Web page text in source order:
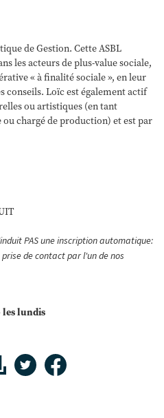
de Gestion. Cette ASBL
les acteurs de plus-value sociale,
« à finalité sociale », en leur
conseils. Loïc est également actif
ou artistiques (en tant
chargé de production) et est par
PAS une inscription automatique:
de contact par l'un de nos
les lundis